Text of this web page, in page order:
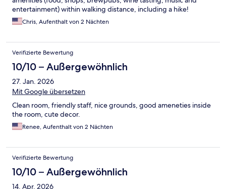
entertainment) within walking distance, including a hike!
Chris, Aufenthalt von 2 Nächten
Verifizierte Bewertung
10/10 – Außergewöhnlich
27. Jan. 2026
Mit Google übersetzen
Clean room, friendly staff, nice grounds, good ameneties inside
the room, cute decor.
Renee, Aufenthalt von 2 Nächten
Verifizierte Bewertung
10/10 – Außergewöhnlich
14. Apr. 2026